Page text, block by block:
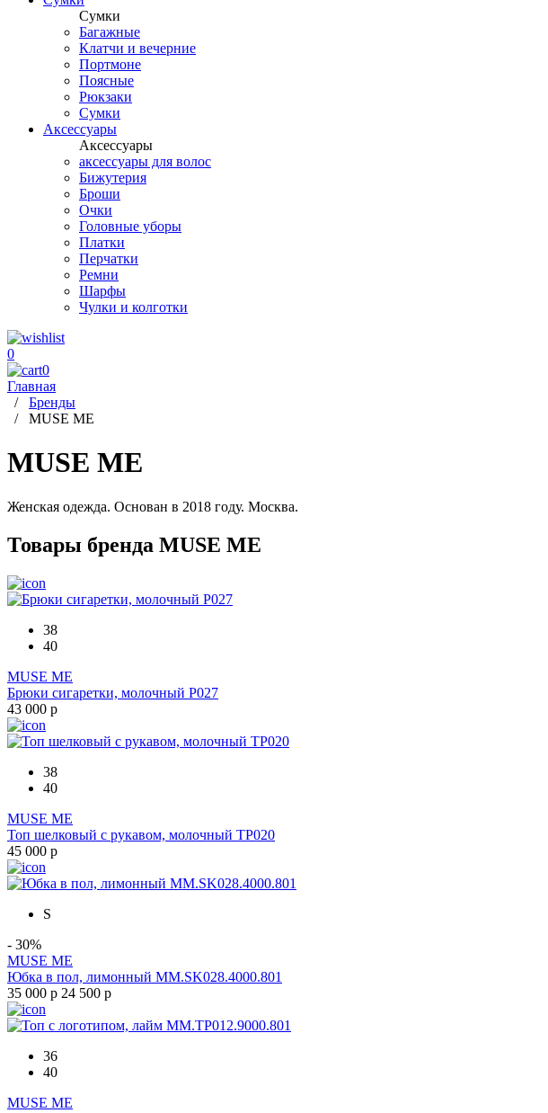
Сумки
Багажные
Клатчи и вечерние
Портмоне
Поясные
Рюкзаки
Сумки
Аксессуары
Аксессуары
аксессуары для волос
Бижутерия
Броши
Очки
Головные уборы
Платки
Перчатки
Ремни
Шарфы
Чулки и колготки
0
0
Главная
/ Бренды
/ MUSE ME
MUSE ME
Женская одежда. Основан в 2018 году. Москва.
Товары бренда MUSE ME
38
40
MUSE ME
Брюки сигаретки, молочный Р027
43 000 р
38
40
MUSE ME
Топ шелковый с рукавом, молочный ТР020
45 000 р
S
- 30%
MUSE ME
Юбка в пол, лимонный MM.SK028.4000.801
35 000 р 24 500 р
36
40
MUSE ME